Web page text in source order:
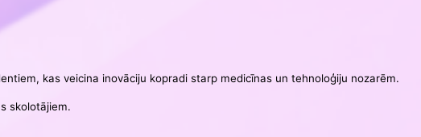
kas veicina inovāciju kopradi starp medicīnas un tehnoloģiju nozarēm.
skolotājiem.